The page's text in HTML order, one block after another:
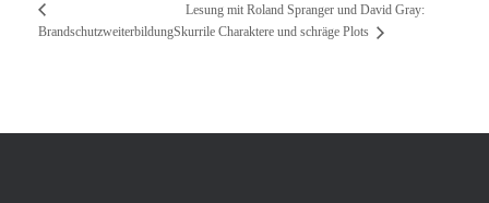
Brandschutzweiterbildung
Lesung mit Roland Spranger und David Gray:
Skurrile Charaktere und schräge Plots